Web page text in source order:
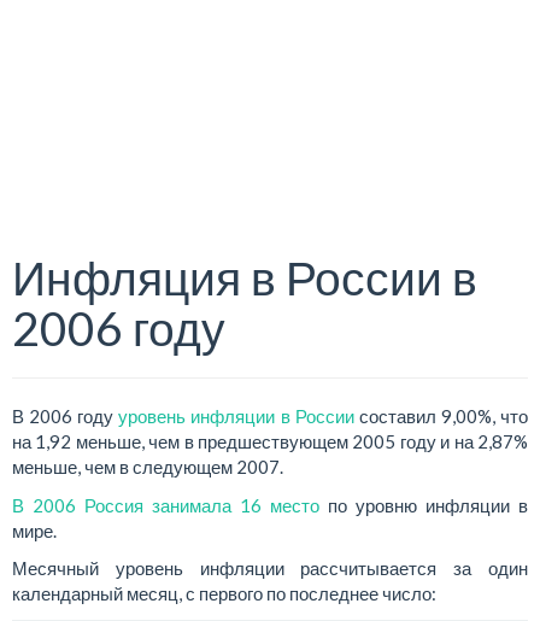
Инфляция в России в
2006 году
В 2006 годууровень инфляции в Россиисоставил 9,00%, что
на 1,92 меньше, чем в предшествующем 2005 году и на 2,87%
меньше, чем в следующем 2007.
В 2006 Россия занимала 16 место по уровню инфляции в
мире.
Месячный уровень инфляции рассчитывается за один
календарный месяц, с первого по последнее число: